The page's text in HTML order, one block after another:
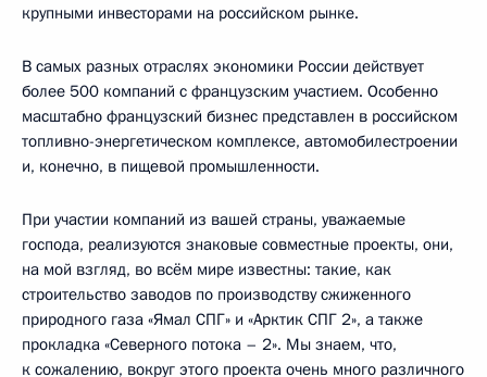
крупными инвесторами на российском рынке.
В самых разных отраслях экономики России действует
более 500 компаний с французским участием. Особенно
масштабно французский бизнес представлен в российском
топливно-энергетическом комплексе, автомобилестроении
и, конечно, в пищевой промышленности.
При участии компаний из вашей страны, уважаемые
господа, реализуются знаковые совместные проекты, они,
на мой взгляд, во всём мире известны: такие, как
строительство заводов по производству сжиженного
природного газа «Ямал СПГ» и «Арктик СПГ 2», а также
прокладка «Северного потока – 2». Мы знаем, что,
к сожалению, вокруг этого проекта очень много различного